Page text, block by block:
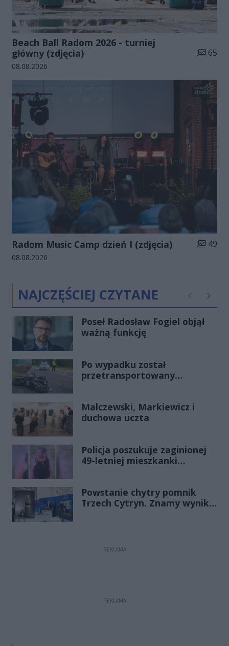
Beach Ball Radom 2026 - turniej
główny (zdjęcia)
Liczba
65
Data dodania galerii:
08.08.2026
Radom Music Camp dzień I (zdjęcia) Liczba
49
Data dodania galerii:
08.08.2026
NAJCZĘŚCIEJ CZYTANE Poprzednie
Poseł Radosław Fogiel objął
ważną funkcję
Po wypadku został
przetransportowany
Malczewski, Markiewicz i
duchowa uczta
Policja poszukuje zaginionej
49-letniej mieszkanki
Powstanie chytry pomnik
Trzech Cytryn. Znamy wyniki
REKLAMA
REKLAMA